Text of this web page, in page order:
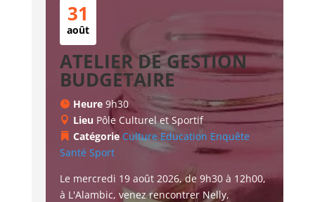
31
août
ATELIER DE GESTION
BUDGETAIRE
Heure 9h30
Lieu Pôle Culturel et Sportif
Catégorie Culture Education Enquête
Santé Sport
Le mercredi 19 août 2026, de 9h30 à 12h00,
à L'Alambic, venez rencontrer Nelly,